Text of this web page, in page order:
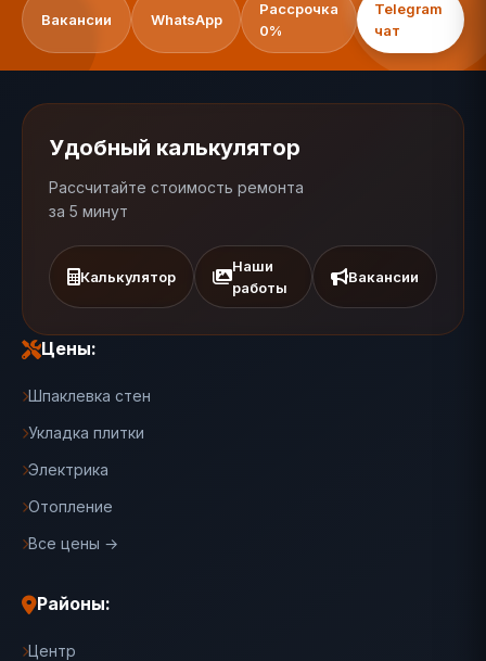
Вакансии WhatsApp
Рассрочка
0%
Telegram
чат
Удобный калькулятор
Рассчитайте стоимость ремонта
за 5 минут
Калькулятор
Наши
работы
Вакансии
Цены:
Шпаклевка стен
Укладка плитки
Электрика
Отопление
Все цены →
Районы:
Центр